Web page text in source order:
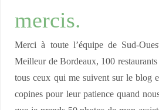
mercis.
Merci à toute l’équipe de Sud-
Meilleur de Bordeaux, 100
tous ceux qui me suivent sur le blog
copines pour leur patience quand